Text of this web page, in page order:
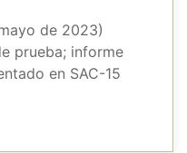
de 2023)
prueba; informe
en SAC-15